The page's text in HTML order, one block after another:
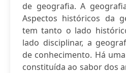
de geografia. A
Aspectos históricos da
tem tanto o lado
lado disciplinar, a
de conhecimento. Há
constituída ao sabor dos